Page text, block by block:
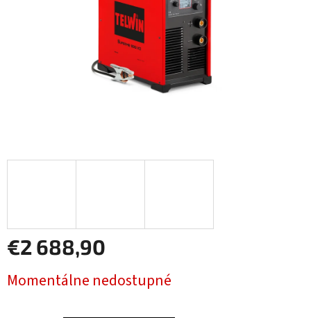
€2 688,90
cena:
Momentálne nedostupné